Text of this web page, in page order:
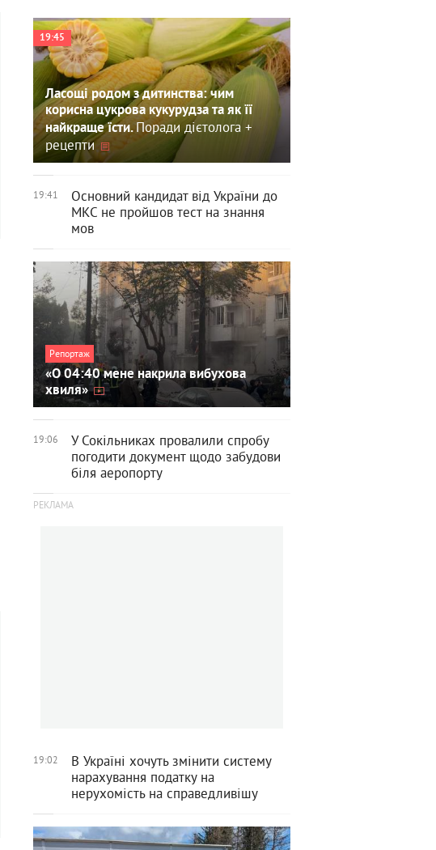
19:45
Ласощі родом з дитинства: чим
корисна цукрова кукурудза та як її
найкраще їсти.Поради дієтолога +
рецепти
19:41
Основний кандидат від України до
МКС не пройшов тест на знання
мов
Репортаж
«О 04:40 мене накрила вибухова
хвиля»
19:06
У Сокільниках провалили спробу
погодити документ щодо забудови
біля аеропорту
19:02
В Україні хочуть змінити систему
нарахування податку на
нерухомість на справедливішу